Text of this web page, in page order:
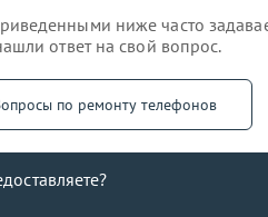
ниже часто
ответ на свой вопрос.
по ремонту телефонов